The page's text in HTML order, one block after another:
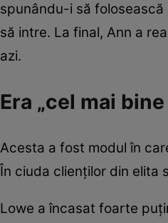
spunându-i să folosească
să intre. La final, Ann a
azi.
Era „cel mai
Acesta a fost modul în
În ciuda clienţilor din elita
Lowe a încasat foarte